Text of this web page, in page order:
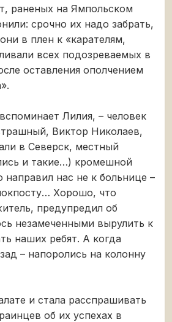
раненых на Ямпольском
срочно их надо забрать,
в плен к «карателям,
всех подозреваемых в
оставления ополчением
Лилия, – человек
Виктор Николаев,
в Северск, местный
и такие…) кромешной
нас не к больнице –
Хорошо, что
предупредил об
незамеченными вырулить к
наших ребят. А когда
– напоролись на колонну
и стала расспрашивать
об их успехах в